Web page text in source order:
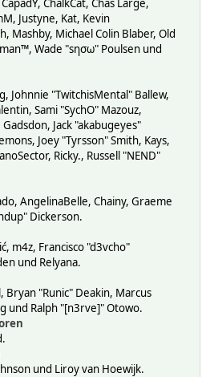
ChalkCat, Chas Large,
Justyne, Kat, Kevin
Mashby, Michael Colin Blaber, Old
Wade "sησω" Poulsen und
Johnnie "TwitchisMental" Ballew,
Sami "SychO" Mazouz,
Jack "akabugeyes"
Joey "Tyrsson" Smith, Kays,
Ricky., Russell "NEND"
AngelinaBelle, Chainy, Graeme
Dickerson.
m4z, Francisco "d3vcho"
und Relyana.
Bryan "Runic" Deakin, Marcus
und Ralph "[n3rve]" Otowo.
und Liroy van Hoewijk.